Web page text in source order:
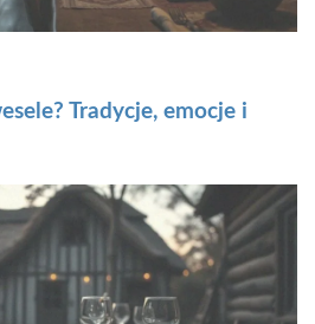
Tradycje, emocje i